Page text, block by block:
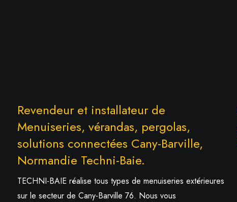
Revendeur et installateur de
Menuiseries, vérandas, pergolas,
solutions connectées Cany-Barville,
Normandie Techni-Baie.
TECHNI-BAIE réalise tous types de menuiseries extérieures
sur le secteur de Cany-Barville 76. Nous vous